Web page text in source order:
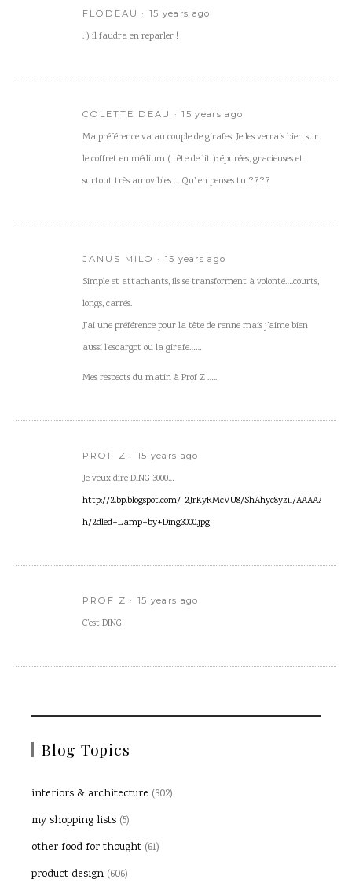
FLODEAU 15 years ago
: ) il faudra en reparler !
COLETTE DEAU 15 years ago
Ma préférence va au couple de girafes. Je les verrais bien sur
le coffret en médium ( tête de lit ): épurées, gracieuses et
surtout très amovibles … Qu’ en penses tu ????
JANUS MILO 15 years ago
Simple et attachants, ils se transforment à volonté….courts,
longs, carrés.
J’ai une préférence pour la tète de renne mais j’aime bien
aussi l’escargot ou la girafe……
Mes respects du matin à Prof Z …..
PROF Z 15 years ago
Je veux dire DING 3000…
http://2.bp.blogspot.com/_2JrKyRMcVU8/ShAhyc8yziI/
h/2dled+Lamp+by+Ding3000.jpg
PROF Z 15 years ago
C’est DING
Blog Topics
interiors & architecture (302)
my shopping lists (5)
other food for thought (61)
product design (606)